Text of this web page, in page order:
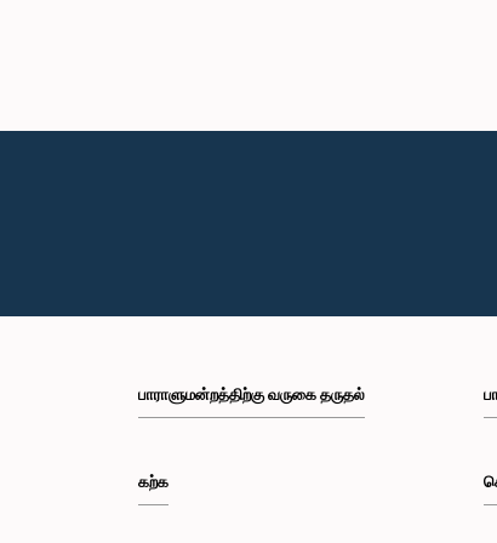
பாராளுமன்றத்திற்கு வருகை தருதல்
கற்க